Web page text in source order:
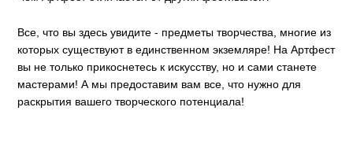
Все, что вы здесь увидите - предметы творчества, многие из
которых существуют в единственном экземляре! На Артфест
вы не только прикоснетесь к искусству, но и сами станете
мастерами! А мы предоставим вам все, что нужно для
раскрытия вашего творческого потенциала!